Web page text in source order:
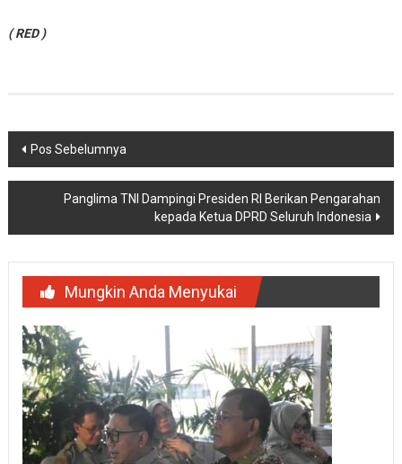
( RED )
Navigasi
pos
Pos Sebelumnya
Panglima TNI Dampingi Presiden RI Berikan Pengarahan
kepada Ketua DPRD Seluruh Indonesia
Mungkin Anda Menyukai